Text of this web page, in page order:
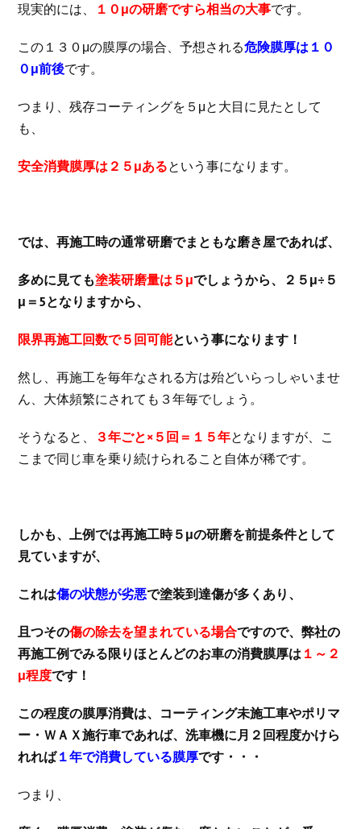
現実的には、 １０μの研磨ですら相当の大事です。
この１３０μの膜厚の場合、予想される危険膜厚は１０
０μ前後です。
つまり、残存コーティングを５μと大目に見たとして
も、
安全消費膜厚は２５μあるという事になります。
では、再施工時の通常研磨でまともな磨き屋であれば、
多めに見ても塗装研磨量は５μでしょうから、２５μ÷５
μ＝5となりますから、
限界再施工回数で５回可能という事になります！
然し、再施工を毎年なされる方は殆どいらっしゃいませ
ん、大体頻繁にされても３年毎でしょう。
そうなると、 ３年ごと×５回＝１５年となりますが、こ
こまで同じ車を乗り続けられること自体が稀です。
しかも、上例では再施工時５μの研磨を前提条件として
見ていますが、
これは傷の状態が劣悪で塗装到達傷が多くあり、
且つその傷の除去を望まれている場合ですので、弊社の
再施工例でみる限りほとんどのお車の消費膜厚は １～２
μ程度です！
この程度の膜厚消費は、コーティング未施工車やポリマ
ー・ＷＡＸ施行車であれば、洗車機に月２回程度かけら
れれば１年で消費している膜厚です・・・
つまり、